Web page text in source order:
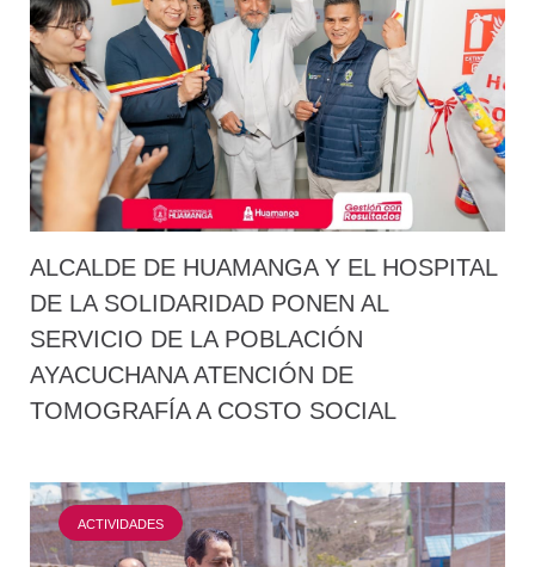
ALCALDE DE HUAMANGA Y EL HOSPITAL
DE LA SOLIDARIDAD PONEN AL
SERVICIO DE LA POBLACIÓN
AYACUCHANA ATENCIÓN DE
TOMOGRAFÍA A COSTO SOCIAL
ACTIVIDADES